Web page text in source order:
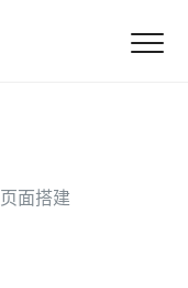
页面搭建